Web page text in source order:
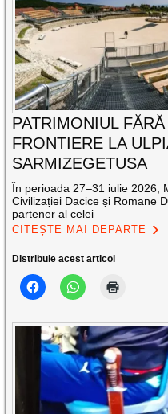
PATRIMONIUL FĂRĂ
FRONTIERE LA
SARMIZEGETUSA
În perioada 27–31 iulie 2026,
Civilizației Dacice și Romane
partener al celei
CITEȘTE MAI DEPARTE
Distribuie acest articol